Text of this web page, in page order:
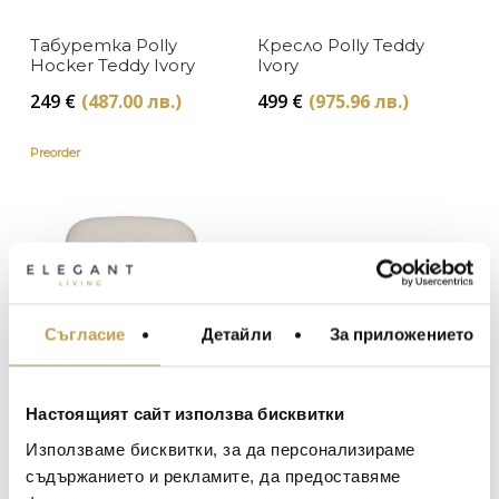
Съгласие Детайли За приложението
Настоящият сайт използва бисквитки
Използваме бисквитки, за да персонализираме
съдържанието и рекламите, да предоставяме
В наличност
Изчерпан, с опция за поръчка
ЦВЯТ
Бяло
Табуретка Polly
Hocker Teddy Ivory
249 € (487.00 лв.)
Кресло Polly Teddy
Ivory
499 € (975.96 лв.)
Preorder
Диван Polly Teddy
Ivory
779€ (1,523.59 лв.)
МЕБЕЛИ ЗА ДОМА И
ЗА МАСАТА
BACCARAT